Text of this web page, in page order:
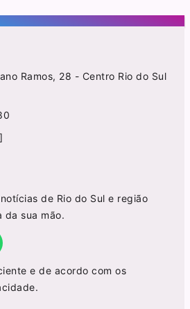
Ramos, 28 - Centro Rio do Sul
de Rio do Sul e região
da sua mão.
e de acordo com os
.